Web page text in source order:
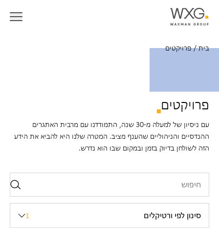
בית/פרויקטים
פרויקטים
עם ניסיון של למעלה מ-30 שנה, התמודדנו עם מרבית האתגרים
ההנדסיים והניהוליים שהענף מציב. המטרה שלנו היא להביא את הידע
הזה לשולחן בדיוק בזמן ובמקום שבו הוא נדרש.
סינון לפי ורטיקלים 1